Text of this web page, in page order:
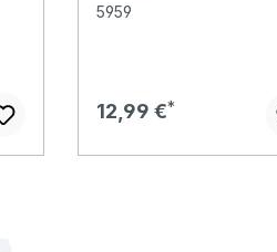
5959
Regulärer Preis:
12,99 €